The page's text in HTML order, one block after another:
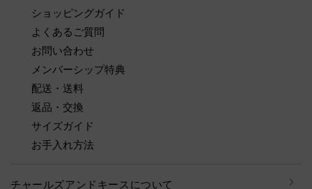
ショッピングガイド
よくあるご質問
お問い合わせ
メンバーシップ特典
配送・送料
返品・交換
サイズガイド
お手入れ方法
チャールズアンドキースについて